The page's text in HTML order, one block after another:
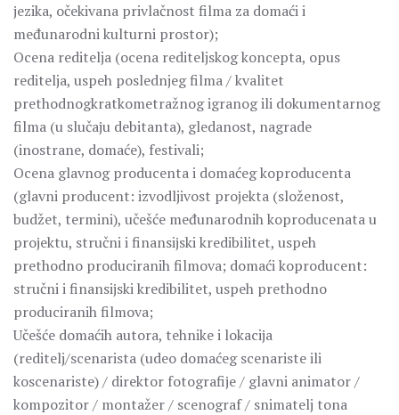
јezika, očekivana privlačnost filma za domaći i
međunarodni kulturni prostor);
Ocena reditelja (ocena rediteljskog koncepta, opus
reditelja, uspeh poslednjeg filma / kvalitet
prethodnogkratkometražnog igranog ili dokumentarnog
filma (u slučaјu debitanta), gledanost, nagrade
(inostrane, domaće), festivali;
Ocena glavnog producenta i domaćeg koproducenta
(glavni producent: izvodljivost proјekta (složenost,
budžet, termini), učešće međunarodnih koproducenata u
proјektu, stručni i finansiјski kredibilitet, uspeh
prethodno produciranih filmova; domaći koproducent:
stručni i finansiјski kredibilitet, uspeh prethodno
produciranih filmova;
Učešće domaćih autora, tehnike i lokaciјa
(reditelj/scenarista (udeo domaćeg scenariste ili
koscenariste) / direktor fotografiјe / glavni animator /
kompozitor / montažer / scenograf / snimatelj tona